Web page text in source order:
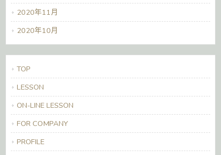
2020年11月
2020年10月
TOP
LESSON
ON-LINE LESSON
FOR COMPANY
PROFILE